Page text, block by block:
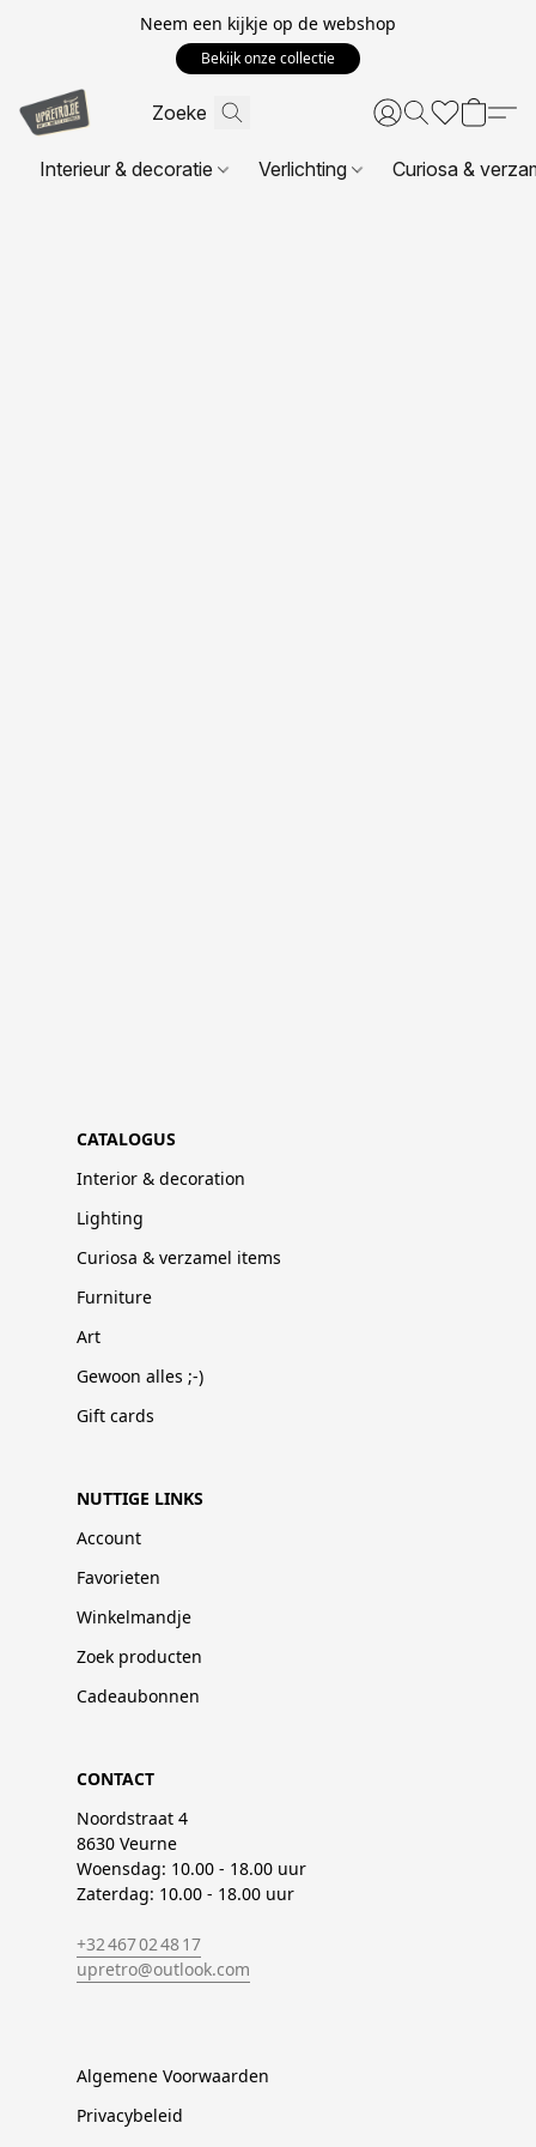
Neem een kijkje op de webshop
Bekijk onze collectie
Interieur & decoratie Verlichting Curiosa &
CATALOGUS
Interior & decoration
Lighting
Curiosa & verzamel items
Furniture
Art
Gewoon alles ;-)
Gift cards
NUTTIGE LINKS
Account
Favorieten
Winkelmandje
Zoek producten
Cadeaubonnen
CONTACT
Noordstraat 4
8630 Veurne
Woensdag: 10.00 - 18.00 uur
Zaterdag: 10.00 - 18.00 uur
+32 467 02 48 17
upretro@outlook.com
Algemene Voorwaarden
Privacybeleid